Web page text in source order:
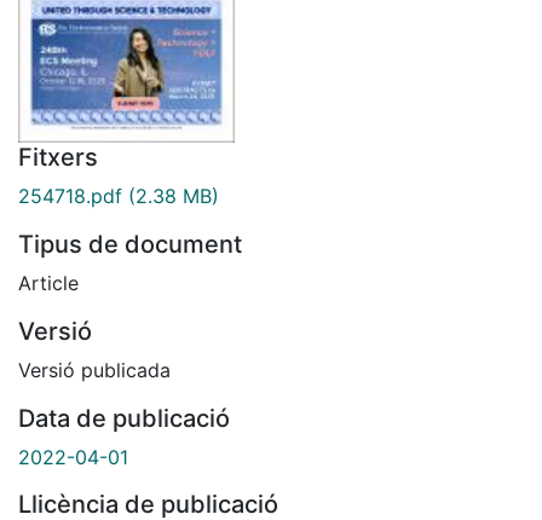
Fitxers
254718.pdf (2.38 MB)
Tipus de document
Article
Versió
Versió publicada
Data de publicació
2022-04-01
Llicència de publicació